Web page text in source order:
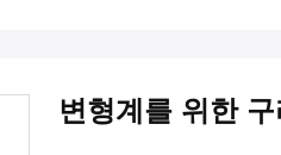
변형계를 위한